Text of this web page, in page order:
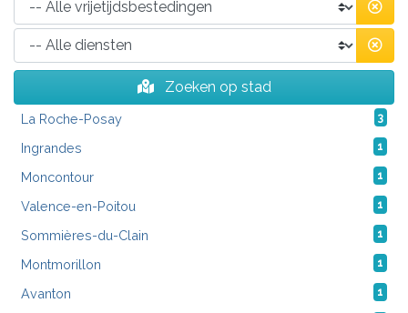
Zoeken op stad
La Roche-Posay 3
Ingrandes 1
Moncontour 1
Valence-en-Poitou 1
Sommières-du-Clain 1
Montmorillon 1
Avanton 1